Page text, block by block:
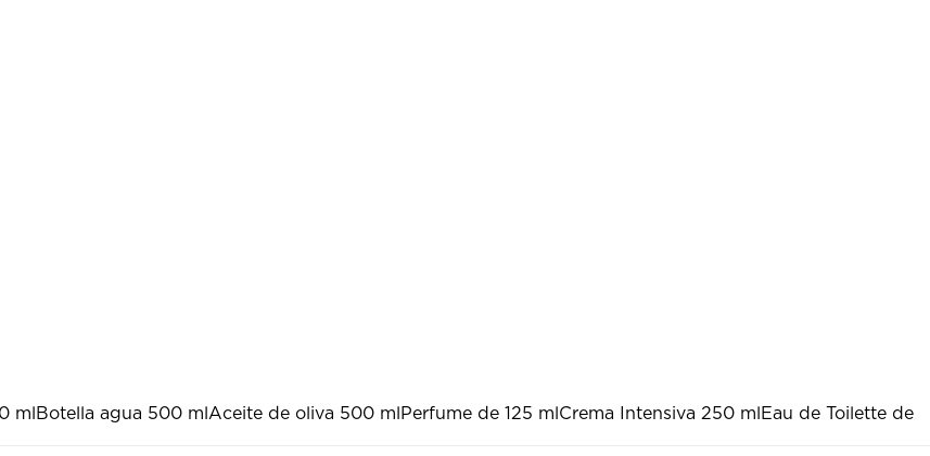
ml Botella agua 500 ml Aceite de oliva 500 ml Perfume de 125 ml Crema Intensiva 250 ml Eau de Toilette de